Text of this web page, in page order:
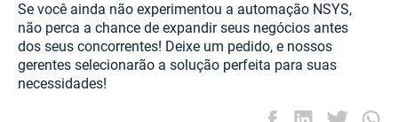
Se você ainda não experimentou a automação NSYS,
não perca a chance de expandir seus negócios antes
dos seus concorrentes! Deixe um pedido, e nossos
gerentes selecionarão a solução perfeita para suas
necessidades!